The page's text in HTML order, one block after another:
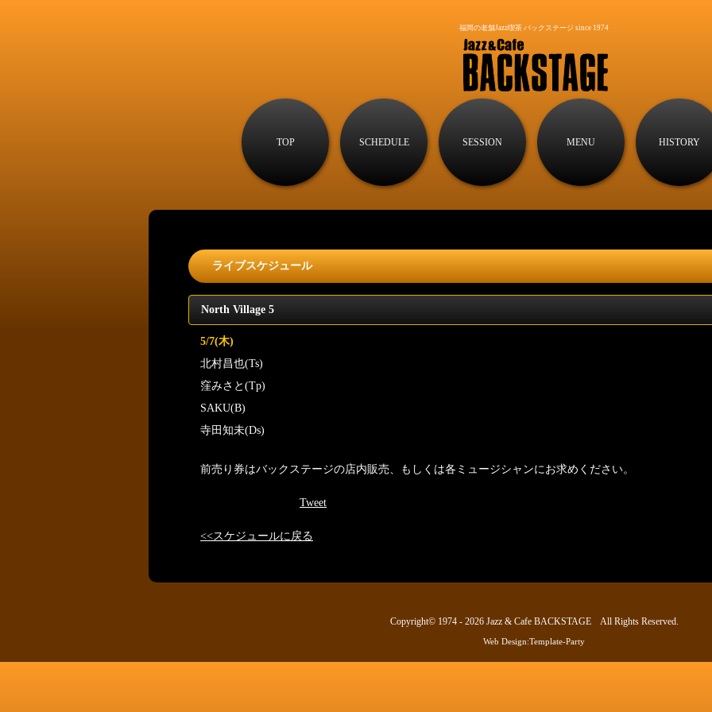
福岡の老舗Jazz喫茶 バックステージ since 1974
TOP SCHEDULE SESSION MENU HISTORY
ライブスケジュール
North Village 5
5/7(木)
北村昌也(Ts)
窪みさと(Tp)
SAKU(B)
寺田知未(Ds)
前売り券はバックステージの店内販売、もしくは各ミュージシャンにお求めください。
Tweet
<<スケジュールに戻る
Copyright© 1974 - 2026 Jazz & Cafe BACKSTAGEAll Rights Reserved.
Web Design:Template-Party